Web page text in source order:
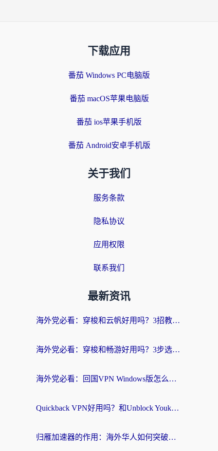
下载应用
番茄 Windows PC电脑版
番茄 macOS苹果电脑版
番茄 ios苹果手机版
番茄 Android安卓手机版
关于我们
服务条款
隐私协议
应用权限
联系我们
最新资讯
海外党必看：穿梭和云帆好用吗？3招教你选对回国加速器（附PTT翻墙+QuickbackFly2CN对比）
海外党必看：穿梭和畅游好用吗？3步选对回国加速器，无缝刷国内剧玩国服
海外党必看：回国VPN Windows版怎么选？3步找到最适合你的无缝访问方案
Quickback VPN好用吗？和Unblock YoukuVPN对比哪个回国效果更好？海外党无缝访问国内资源的实用指南
归雁加速器的作用：海外华人如何突破地域限制，无缝拥抱国内资源？